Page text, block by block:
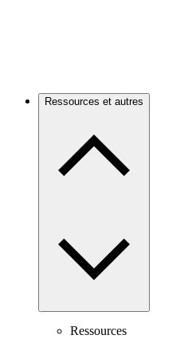
Ressources et autres
Ressources